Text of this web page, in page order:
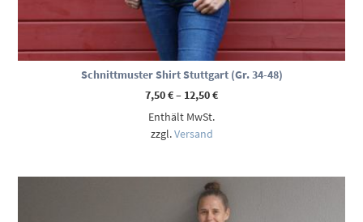
Schnittmuster Shirt Stuttgart (Gr. 34-48)
7,50€– 12,50€Preisspanne:
Enthält MwSt.
zzgl.Versand